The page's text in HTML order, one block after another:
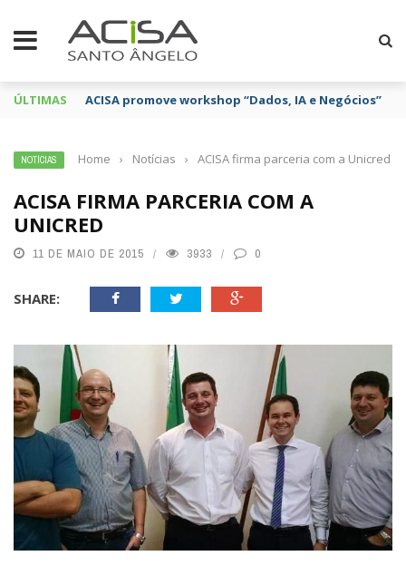
ÚLTIMAS ACISA promove workshop “Dados, IA e Negócios”
NOTÍCIAS Home › Notícias › ACISA firma parceria com a Unicred
ACISA FIRMA PARCERIA COM A
UNICRED
11 DE MAIO DE 2015 3933 0
SHARE: